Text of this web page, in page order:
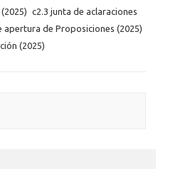
c2.3 junta de aclaraciones
apertura de Proposiciones (2025)
(2025)